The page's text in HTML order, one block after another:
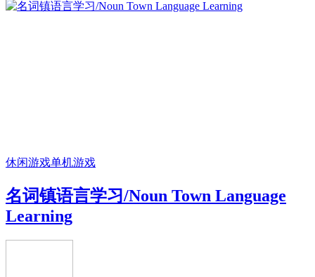
休闲游戏单机游戏
名词镇语言学习/Noun Town Language
Learning